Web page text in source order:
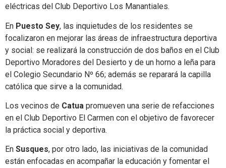
eléctricas del Club Deportivo Los Manantiales.
En Puesto Sey, las inquietudes de los residentes se
focalizaron en mejorar las áreas de infraestructura deportiva
y social: se realizará la construcción de dos baños en el Club
Deportivo Moradores del Desierto y de un horno a leña para
el Colegio Secundario Nº 66; además se reparará la capilla
católica que sirve a la comunidad.
Los vecinos de Catua promueven una serie de refacciones
en el Club Deportivo El Carmen con el objetivo de favorecer
la práctica social y deportiva.
En Susques, por otro lado, las iniciativas de la comunidad
están enfocadas en acompañar la educación y fomentar el